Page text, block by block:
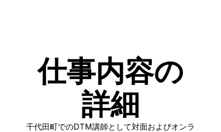
仕事内容の
詳細
千代田町でのDTM講師として対面およびオンラ